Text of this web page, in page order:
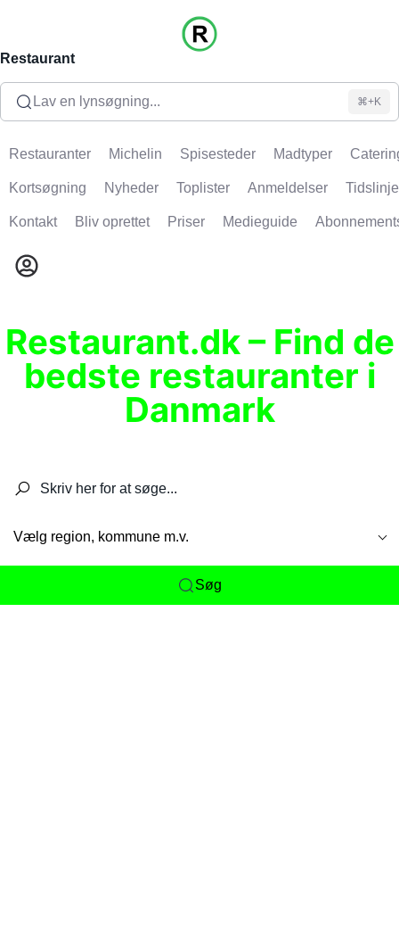
Restaurant
Lav en lynsøgning... ⌘+K
Restauranter Michelin Spisesteder Madtyper
Kortsøgning Nyheder Toplister Anmeldelser Tidslinje
Kontakt Bliv oprettet Priser Medieguide
Restaurant.dk – Find de
bedste restauranter i
Danmark
Vælg region, kommune m.v.
Søg